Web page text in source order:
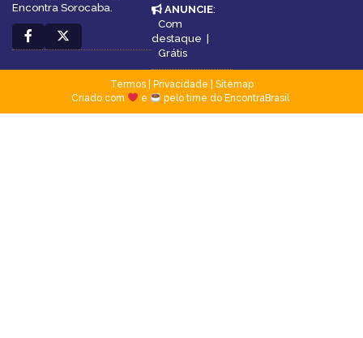
Encontra Sorocaba.
ANUNCIE:
Com
destaque |
Grátis
Termos| Privacidade
Sitemap
Criado com
e pelo time do EncontraBrasil